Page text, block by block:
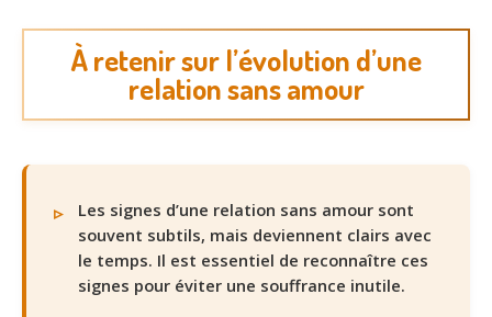
À retenir sur l’évolution d’une
relation sans amour
Les signes d’une relation sans amour sont
souvent subtils, mais deviennent clairs avec
le temps. Il est essentiel de reconnaître ces
signes pour éviter une souffrance inutile.